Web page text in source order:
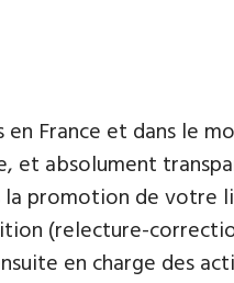
France et dans le
et absolument
la promotion de votre
(relecture-
en charge des